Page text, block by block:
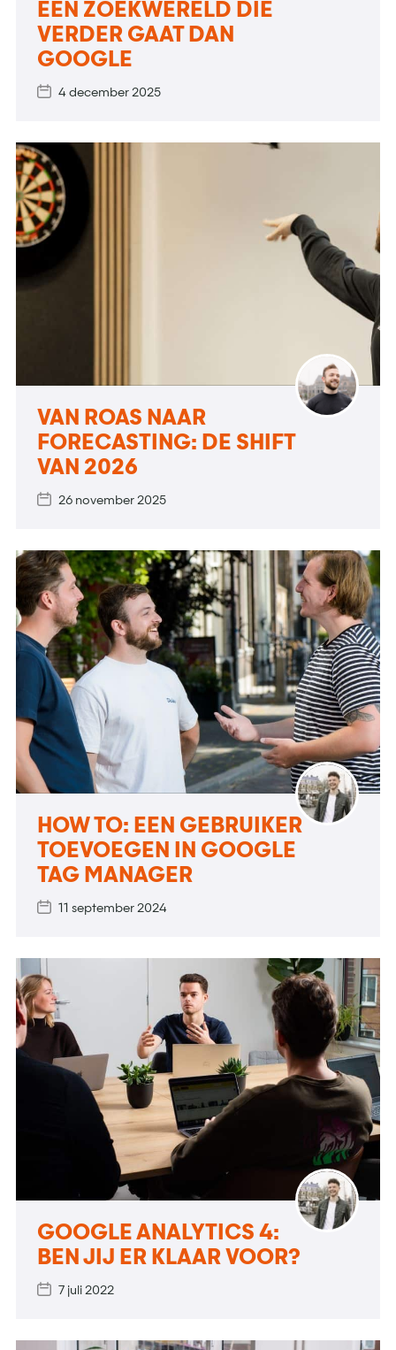
EEN ZOEKWERELD DIE
VERDER GAAT DAN
GOOGLE
4 december 2025
VAN ROAS NAAR
FORECASTING: DE SHIFT
VAN 2026
26 november 2025
HOW TO: EEN GEBRUIKER
TOEVOEGEN IN GOOGLE
TAG MANAGER
11 september 2024
GOOGLE ANALYTICS 4:
BEN JIJ ER KLAAR VOOR?
7 juli 2022